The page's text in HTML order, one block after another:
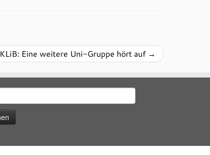
KLiB: Eine weitere Uni-Gruppe hört auf →